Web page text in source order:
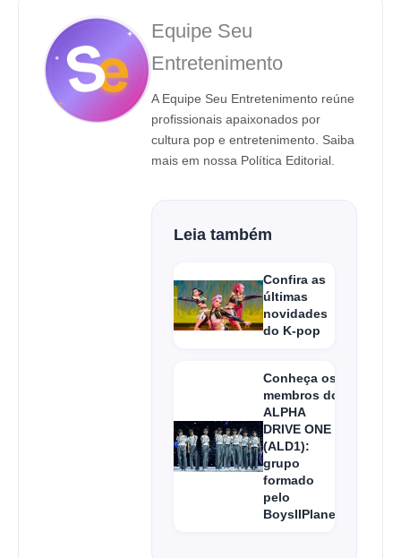
Equipe Seu
Entretenimento
A Equipe Seu Entretenimento reúne
profissionais apaixonados por
cultura pop e entretenimento. Saiba
mais em nossa Política Editorial.
Leia também
Confira as
últimas
novidades
do K-pop
Conheça os
membros do
ALPHA
DRIVE ONE
(ALD1):
grupo
formado
pelo
BoysIIPlanet